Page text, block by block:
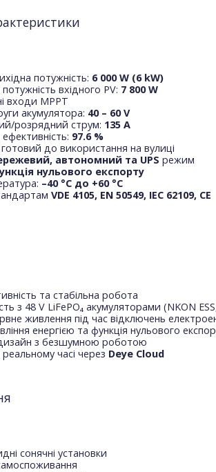
потужність: 6 000 W (6 kW)
вхідного PV: 7 800 W
входи MPPT
акумулятора: 40 – 60 V
розрядний струм: 135 A
97.6 %
до використання на вулиці
автономний та UPS режим
нульового експорту
–40 °C до +60 °C
VDE 4105, EN 50549, IEC 62109, CE
та стабільна робота
з 48 V LiFePO₄ акумуляторами (NKON
живлення під час відключень
енергією та функція нульового
з безшумною роботою
часі через Deye Cloud
сонячні установки